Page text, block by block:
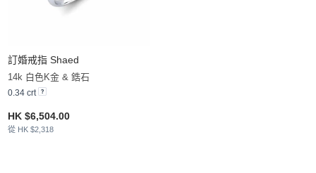
訂婚戒指 Shaed
14k 白色K金 & 鋯石
0.34 crt
HK $6,504.00
從 HK $2,318